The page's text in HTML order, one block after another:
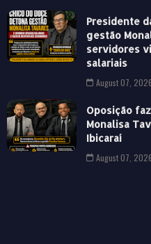
Presidente
gestão
servidores
salariais
August 07, 2026
Oposição
Monalisa
Ibicaraí
August 07, 2026